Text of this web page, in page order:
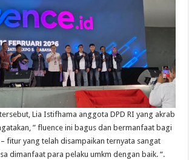
Lia Istifhama anggota DPD RI yang akrab
” fluence ini bagus dan bermanfaat bagi
fitur yang telah disampaikan ternyata sangat
dimanfaat para pelaku umkm dengan baik. “.